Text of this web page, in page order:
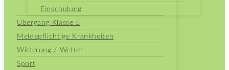
Einschulung
Übergang Klasse 5
Meldepflichtige Krankheiten
Witterung / Wetter
Sport